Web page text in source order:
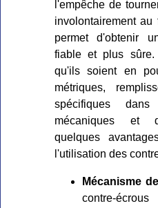
l'empêche de
involontairement
permet d'obtenir
fiable et plus sûre.
qu'ils soient en
métriques,
spécifiques
mécaniques et
quelques
l'utilisation des
Mécanisme
contre-écrous